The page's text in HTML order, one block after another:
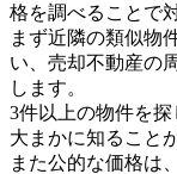
格を調べることで
まず近隣の類似物
い、売却不動産の
します。
3件以上の物件を
大まかに知ること
また公的な価格は